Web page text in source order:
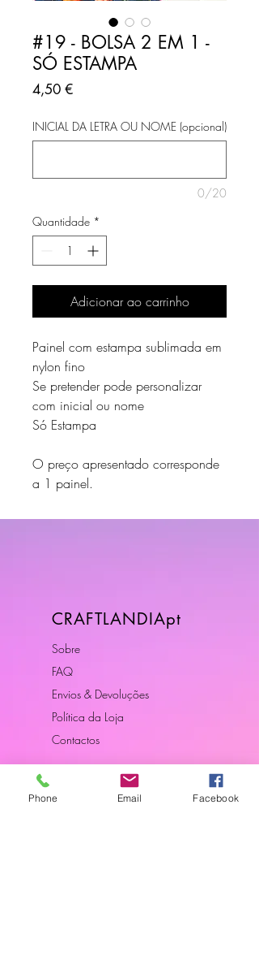
#19 - BOLSA 2 EM 1 -
SÓ ESTAMPA
4,50 €Preço
INICIAL DA LETRA OU NOME (opcional)
0/20
Quantidade *
Adicionar ao carrinho
Painel com estampa sublimada em
nylon fino
Se pretender pode personalizar
com inicial ou nome
Só Estampa
O preço apresentado corresponde
a 1 painel.
CRAFTLANDIApt
Sobre
FAQ
Envios & Devoluções
Política da Loja
Contactos
Phone Email Facebook